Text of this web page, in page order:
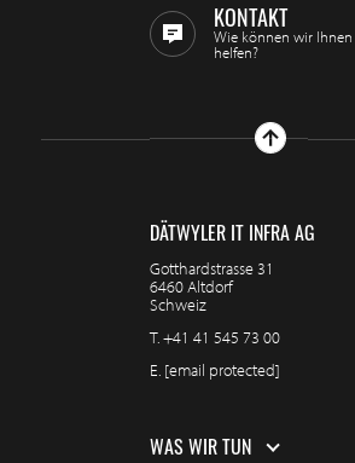
KONTAKT
Wie können wir Ihnen
helfen?
DÄTWYLER IT INFRA AG
Gotthardstrasse 31
6460 Altdorf
Schweiz
T.+41 41 545 73 00
E. [email protected]
WAS WIR TUN